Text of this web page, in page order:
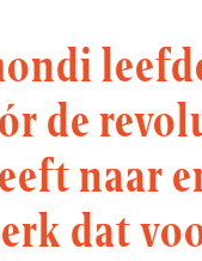
de
naar
dat